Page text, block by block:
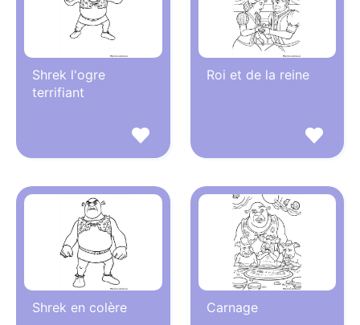
Shrek l'ogre
terrifiant
Roi et de la reine
Shrek en colère Carnage